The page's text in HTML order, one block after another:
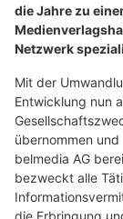
die Jahre zu
Netzwerk
Mit der
Entwicklung nun
übernommen
belmedia AG
bezweckt alle
die Erbringung